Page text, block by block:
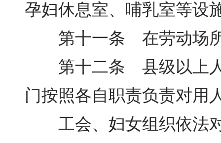
孕妇休息室、哺乳室等设
第十一条 在劳动场所
第十二条 县级以上人
门按照各自职责负责对用
工会、妇女组织依法对